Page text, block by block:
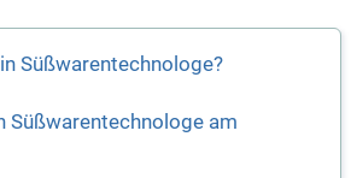
Süßwarentechnologe?
Süßwarentechnologe am